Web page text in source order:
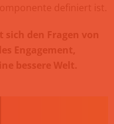
definiert ist.
den Fragen von
Engagement,
bessere Welt.